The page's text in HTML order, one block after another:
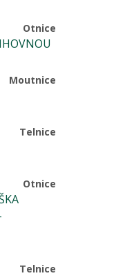
Otnice
Moutnice
Telnice
Otnice
Telnice